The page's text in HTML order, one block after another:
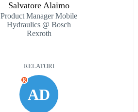
Salvatore Alaimo
Product Manager Mobile
Hydraulics @ Bosch
Rexroth
RELATORI
AD
R